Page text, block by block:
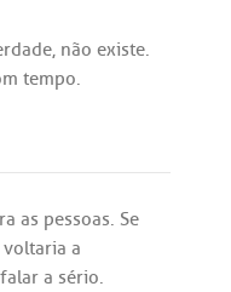
, não existe.
tempo.
as pessoas. Se
voltaria a
falar a sério.